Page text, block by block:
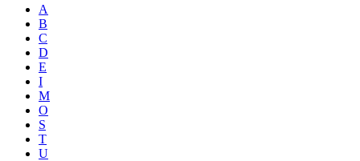
A
B
C
D
E
I
M
O
S
T
U